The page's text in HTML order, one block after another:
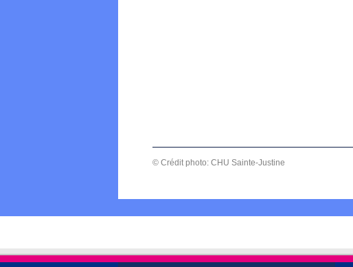
© Crédit photo: CHU Sainte-Justine